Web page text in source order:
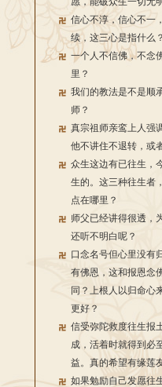
信心不淳，信心不一
续，这三心是指什么？
一个人不信佛，不念
里？
我们的教法是不是顺
师？
真宗祖师亲鸾上人强
他不讲住不退转，或
众生这边有已往生，
生的。这三种往生者
点在哪里？
师父已经讲得很透，
还听不明白呢？
口念名号但心里没有
有佛恩，这和报恩念
同？上根人以归命心
更好？
信受弥陀救度往生报
成，活着时就得到必
益。真的希望有缘莲
如果勉励自己发愿往